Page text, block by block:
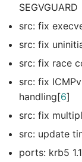
SEGVGUARD
src: fix
src: fix
src: fix race
src: fix
handling[6]
src: fix
src: update
ports: krb5